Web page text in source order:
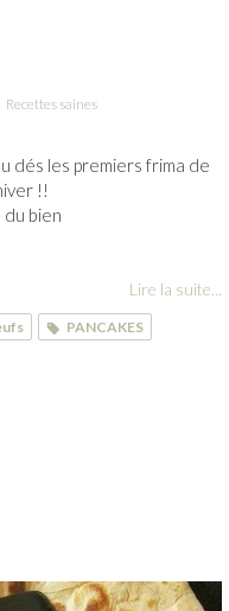
Recettes saines
dés les premiers frima de
!!
bien
Lire la suite...
PANCAKES